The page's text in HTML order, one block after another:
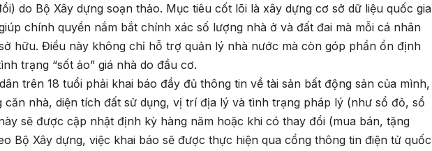
do Bộ Xây dựng soạn thảo. Mục tiêu cốt lõi là xây dựng cơ sở dữ liệu quốc gia
chính quyền nắm bắt chính xác số lượng nhà ở và đất đai mà mỗi cá nhân
hữu. Điều này không chỉ hỗ trợ quản lý nhà nước mà còn góp phần ổn định
trạng “sốt ảo” giá nhà do đầu cơ.
trên 18 tuổi phải khai báo đầy đủ thông tin về tài sản bất động sản của mình,
căn nhà, diện tích đất sử dụng, vị trí địa lý và tình trạng pháp lý (như sổ đỏ, sổ
sẽ được cập nhật định kỳ hàng năm hoặc khi có thay đổi (mua bán, tặng
Bộ Xây dựng, việc khai báo sẽ được thực hiện qua cổng thông tin điện tử quốc